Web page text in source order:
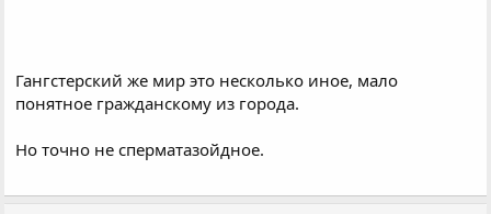
Гангстерский же мир это несколько иное, мало
понятное гражданскому из города.
Но точно не сперматазойдное.